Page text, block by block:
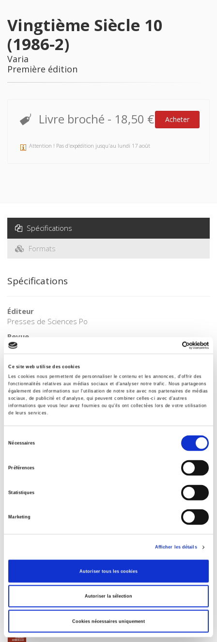
Ce site web utilise des cookies
Les cookies nous permettent de personnaliser le contenu et les annonces, d'offrir des
fonctionnalités relatives aux médias sociaux et d'analyser notre trafic. Nous partageons
également des informations sur l'utilisation de notre site avec nos partenaires de médias
sociaux, de publicité et d'analyse, qui peuvent combiner celles-ci avec d'autres
informations que vous leur avez fournies ou qu'ils ont collectées lors de votre utilisation
de leurs services.
Nécessaires
Préférences
Statistiques
Marketing
Afficher les détails
Autoriser tous les cookies
Autoriser la sélection
Cookies nécessaires uniquement
Vingtième Siècle 10
(1986-2)
Varia
Première édition
Livre broché - 18,50 € Acheter
Attention ! Pas d'expédition jusqu'au lundi 17 août
Spécifications
Formats
Spécifications
Éditeur
Presses de Sciences Po
Revue
20 & 21. Revue d'histoire
02941759
Langue
français
BISAC Subject Heading
06 Professionnel et académique
Date de première publication du titre
Code Identifiant de classement sujet
Classification thématique Thema: Politique et gouvernement
Rome, promenades sociologiques
La violence au nom de la loi